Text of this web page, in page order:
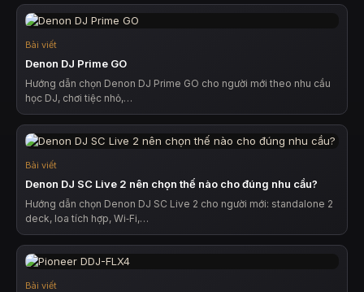
Bài viết
Denon DJ Prime GO
Hướng dẫn chọn Denon DJ Prime GO cho người mới theo nhu cầu
học DJ, chơi tiệc nhỏ,…
Bài viết
Denon DJ SC Live 2 nên chọn thế nào cho đúng nhu cầu?
Hướng dẫn chọn Denon DJ SC Live 2 cho người mới: standalone 2
deck, loa tích hợp, Wi‑Fi,…
Bài viết